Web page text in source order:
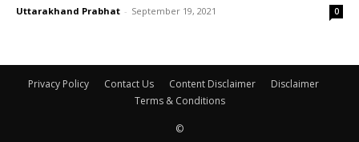
Uttarakhand Prabhat - September 19, 2021 0
Privacy Policy Contact Us Content Disclaimer
Disclaimer
Terms & Conditions
©